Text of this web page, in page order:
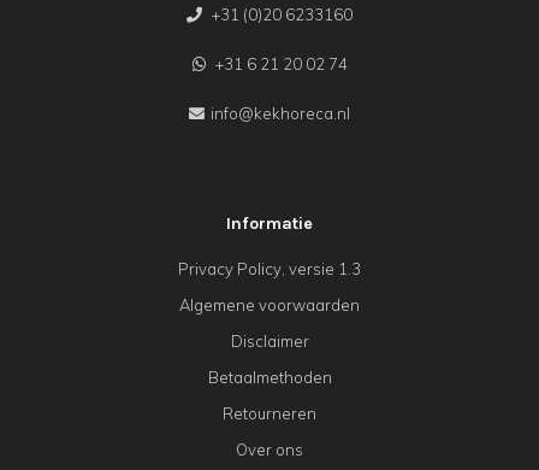
+31 (0)20 6233160
+31 6 21 20 02 74
info@kekhoreca.nl
Informatie
Privacy Policy, versie 1.3
Algemene voorwaarden
Disclaimer
Betaalmethoden
Retourneren
Over ons